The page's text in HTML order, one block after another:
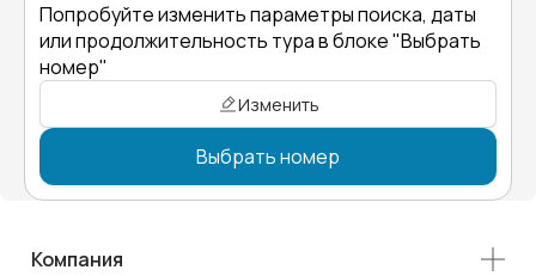
Попробуйте изменить параметры поиска, даты
или продолжительность тура в блоке "Выбрать
номер"
Изменить
Выбрать номер
Компания